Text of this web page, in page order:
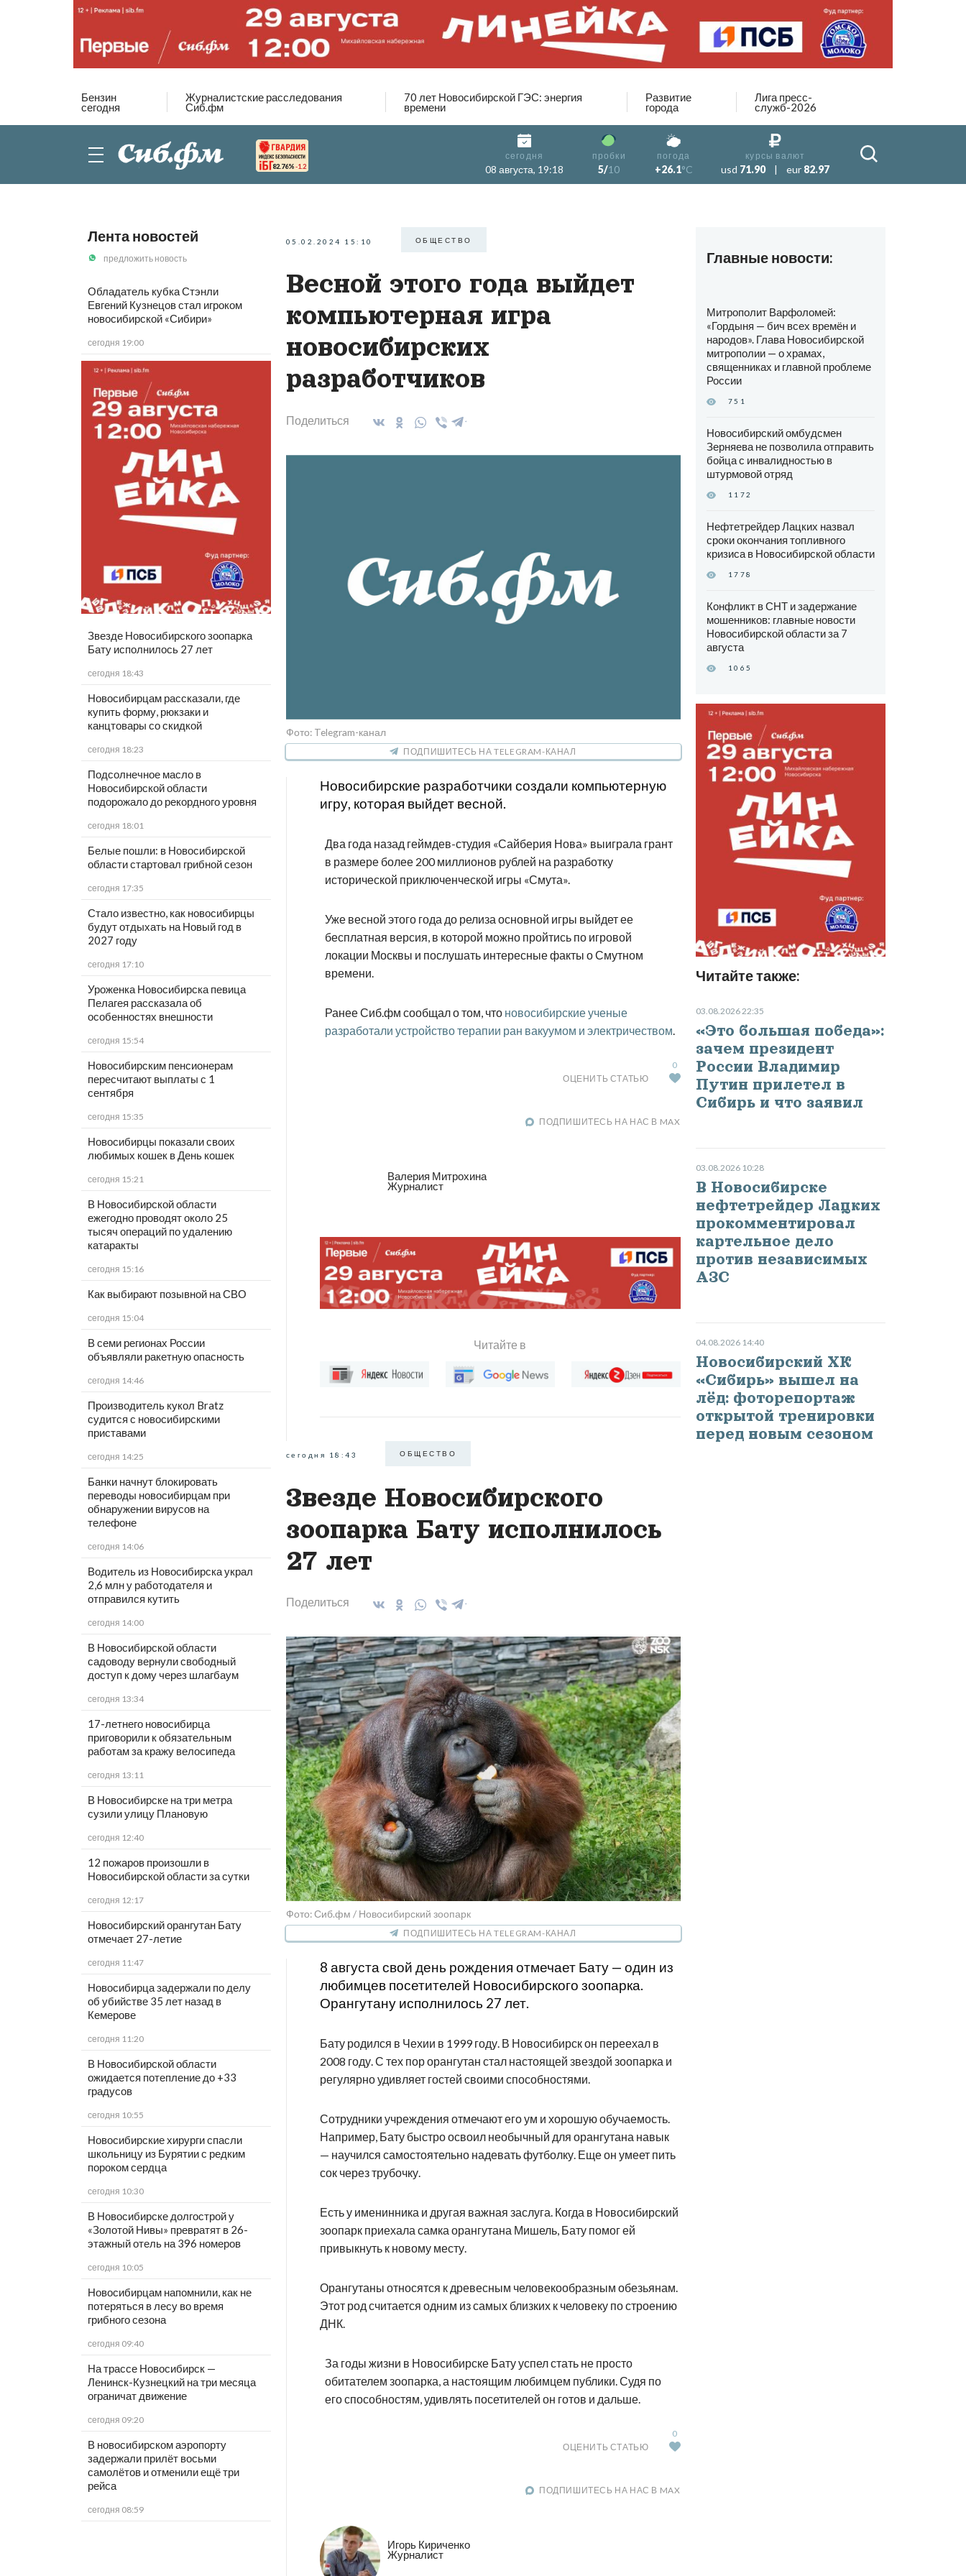
Бензин
сегодня
Журналистские расследования
Сиб.фм
70 лет Новосибирской ГЭС: энергия
времени
Развитие
города
Лига пресс-
служб-2026
82.76% -1.2
сегодня
08 августа, 19:18
пробки
5/10
погода
+26.1°C
курсы валют
usd 71.90 | eur 82.97
Лента новостей
предложить новость
Обладатель кубка Стэнли
Евгений Кузнецов стал игроком
новосибирской «Сибири»
сегодня 19:00
Звезде Новосибирского зоопарка
Бату исполнилось 27 лет
сегодня 18:43
Новосибирцам рассказали, где
купить форму, рюкзаки и
канцтовары со скидкой
сегодня 18:23
Подсолнечное масло в
Новосибирской области
подорожало до рекордного уровня
сегодня 18:01
Белые пошли: в Новосибирской
области стартовал грибной сезон
сегодня 17:35
Стало известно, как новосибирцы
будут отдыхать на Новый год в
2027 году
сегодня 17:10
Уроженка Новосибирска певица
Пелагея рассказала об
особенностях внешности
сегодня 15:54
Новосибирским пенсионерам
пересчитают выплаты с 1
сентября
сегодня 15:35
Новосибирцы показали своих
любимых кошек в День кошек
сегодня 15:21
В Новосибирской области
ежегодно проводят около 25
тысяч операций по удалению
катаракты
сегодня 15:16
Как выбирают позывной на СВО
сегодня 15:04
В семи регионах России
объявляли ракетную опасность
сегодня 14:46
Производитель кукол Bratz
судится с новосибирскими
приставами
сегодня 14:25
Банки начнут блокировать
переводы новосибирцам при
обнаружении вирусов на
телефоне
сегодня 14:06
Водитель из Новосибирска украл
2,6 млн у работодателя и
отправился кутить
сегодня 14:00
В Новосибирской области
садоводу вернули свободный
доступ к дому через шлагбаум
сегодня 13:34
17-летнего новосибирца
приговорили к обязательным
работам за кражу велосипеда
сегодня 13:11
В Новосибирске на три метра
сузили улицу Плановую
сегодня 12:40
12 пожаров произошли в
Новосибирской области за сутки
сегодня 12:17
Новосибирский орангутан Бату
отмечает 27-летие
сегодня 11:47
Новосибирца задержали по делу
об убийстве 35 лет назад в
Кемерове
сегодня 11:20
В Новосибирской области
ожидается потепление до +33
градусов
сегодня 10:55
Новосибирские хирурги спасли
школьницу из Бурятии с редким
пороком сердца
сегодня 10:30
В Новосибирске долгострой у
«Золотой Нивы» превратят в 26-
этажный отель на 396 номеров
сегодня 10:05
Новосибирцам напомнили, как не
потеряться в лесу во время
грибного сезона
сегодня 09:40
На трассе Новосибирск —
Ленинск-Кузнецкий на три месяца
ограничат движение
сегодня 09:20
В новосибирском аэропорту
задержали прилёт восьми
самолётов и отменили ещё три
рейса
сегодня 08:59
05.02.2024 15:10 ОБЩЕСТВО
Весной этого года выйдет
компьютерная игра
новосибирских
разработчиков
Поделиться
Фото: Telegram-канал
ПОДПИШИТЕСЬ НА TELEGRAM-КАНАЛ
Новосибирские разработчики создали компьютерную
игру, которая выйдет весной.
Два года назад геймдев-студия «Сайберия Нова» выиграла грант
в размере более 200 миллионов рублей на разработку
исторической приключенческой игры «Смута».
Уже весной этого года до релиза основной игры выйдет ее
бесплатная версия, в которой можно пройтись по игровой
локации Москвы и послушать интересные факты о Смутном
времени.
Ранее Сиб.фм сообщал о том, что новосибирские ученые
разработали устройство терапии ран вакуумом и электричеством.
ОЦЕНИТЬ СТАТЬЮ
0
ПОДПИШИТЕСЬ НА НАС В MAX
Валерия Митрохина
Журналист
Читайте в
сегодня 18:43 ОБЩЕСТВО
Звезде Новосибирского
зоопарка Бату исполнилось
27 лет
Поделиться
Фото: Сиб.фм / Новосибирский зоопарк
ПОДПИШИТЕСЬ НА TELEGRAM-КАНАЛ
8 августа свой день рождения отмечает Бату — один из
любимцев посетителей Новосибирского зоопарка.
Орангутану исполнилось 27 лет.
Бату родился в Чехии в 1999 году. В Новосибирск он переехал в
2008 году. С тех пор орангутан стал настоящей звездой зоопарка и
регулярно удивляет гостей своими способностями.
Сотрудники учреждения отмечают его ум и хорошую обучаемость.
Например, Бату быстро освоил необычный для орангутана навык
— научился самостоятельно надевать футболку. Еще он умеет пить
сок через трубочку.
Есть у именинника и другая важная заслуга. Когда в Новосибирский
зоопарк приехала самка орангутана Мишель, Бату помог ей
привыкнуть к новому месту.
Орангутаны относятся к древесным человекообразным обезьянам.
Этот род считается одним из самых близких к человеку по строению
ДНК.
За годы жизни в Новосибирске Бату успел стать не просто
обитателем зоопарка, а настоящим любимцем публики. Судя по
его способностям, удивлять посетителей он готов и дальше.
ОЦЕНИТЬ СТАТЬЮ
0
ПОДПИШИТЕСЬ НА НАС В MAX
Игорь Кириченко
Журналист
Главные новости:
Митрополит Варфоломей:
«Гордыня — бич всех времён и
народов». Глава Новосибирской
митрополии — о храмах,
священниках и главной проблеме
России
751
Новосибирский омбудсмен
Зерняева не позволила отправить
бойца с инвалидностью в
штурмовой отряд
1172
Нефтетрейдер Лацких назвал
сроки окончания топливного
кризиса в Новосибирской области
1778
Конфликт в СНТ и задержание
мошенников: главные новости
Новосибирской области за 7
августа
1065
Читайте также:
03.08.2026 22:35
«Это большая победа»:
зачем президент
России Владимир
Путин прилетел в
Сибирь и что заявил
03.08.2026 10:28
В Новосибирске
нефтетрейдер Лацких
прокомментировал
картельное дело
против независимых
АЗС
04.08.2026 14:40
Новосибирский ХК
«Сибирь» вышел на
лёд: фоторепортаж
открытой тренировки
перед новым сезоном